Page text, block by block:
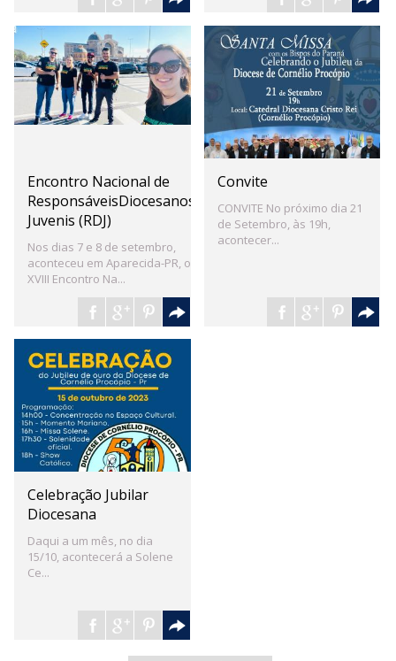
Encontro Nacional de
ResponsáveisDiocesanos
Juvenis (RDJ)
Nos dias 7 e 8 de setembro,
aconteceu em Aparecida-PR, o
XVIII Encontro Na...
Convite
CONVITE No próximo dia 21
de Setembro, às 19h,
acontecer...
Celebração Jubilar
Diocesana
Daqui a um mês, no dia
15/10, acontecerá a Solene
Ce...